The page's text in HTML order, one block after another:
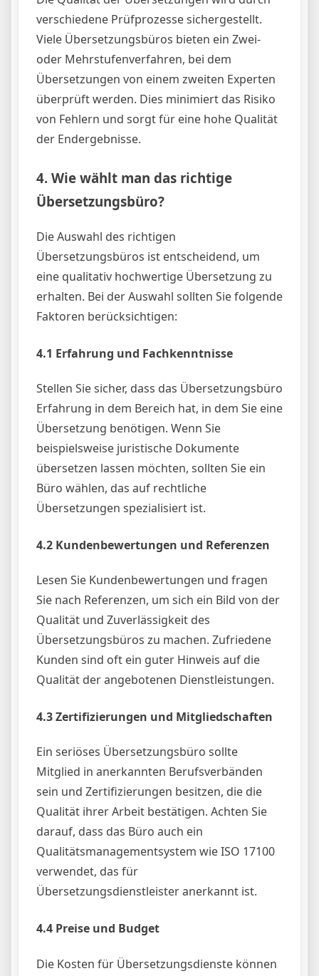
verschiedene Prüfprozesse sichergestellt.
Viele Übersetzungsbüros bieten ein Zwei-
oder Mehrstufenverfahren, bei dem
Übersetzungen von einem zweiten Experten
überprüft werden. Dies minimiert das Risiko
von Fehlern und sorgt für eine hohe Qualität
der Endergebnisse.
4. Wie wählt man das richtige
Übersetzungsbüro?
Die Auswahl des richtigen
Übersetzungsbüros ist entscheidend, um
eine qualitativ hochwertige Übersetzung zu
erhalten. Bei der Auswahl sollten Sie folgende
Faktoren berücksichtigen:
4.1 Erfahrung und Fachkenntnisse
Stellen Sie sicher, dass das Übersetzungsbüro
Erfahrung in dem Bereich hat, in dem Sie eine
Übersetzung benötigen. Wenn Sie
beispielsweise juristische Dokumente
übersetzen lassen möchten, sollten Sie ein
Büro wählen, das auf rechtliche
Übersetzungen spezialisiert ist.
4.2 Kundenbewertungen und Referenzen
Lesen Sie Kundenbewertungen und fragen
Sie nach Referenzen, um sich ein Bild von der
Qualität und Zuverlässigkeit des
Übersetzungsbüros zu machen. Zufriedene
Kunden sind oft ein guter Hinweis auf die
Qualität der angebotenen Dienstleistungen.
4.3 Zertifizierungen und Mitgliedschaften
Ein seriöses Übersetzungsbüro sollte
Mitglied in anerkannten Berufsverbänden
sein und Zertifizierungen besitzen, die die
Qualität ihrer Arbeit bestätigen. Achten Sie
darauf, dass das Büro auch ein
Qualitätsmanagementsystem wie ISO 17100
verwendet, das für
Übersetzungsdienstleister anerkannt ist.
4.4 Preise und Budget
Die Kosten für Übersetzungsdienste können